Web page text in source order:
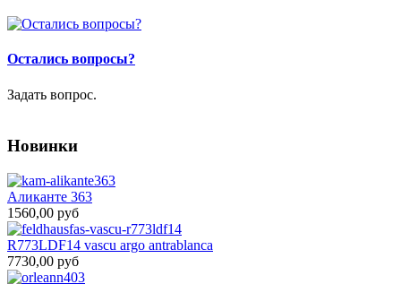
Остались вопросы?
Задать вопрос.
Новинки
Аликанте 363
1560,00 руб
R773LDF14 vascu argo antrablanca
7730,00 руб